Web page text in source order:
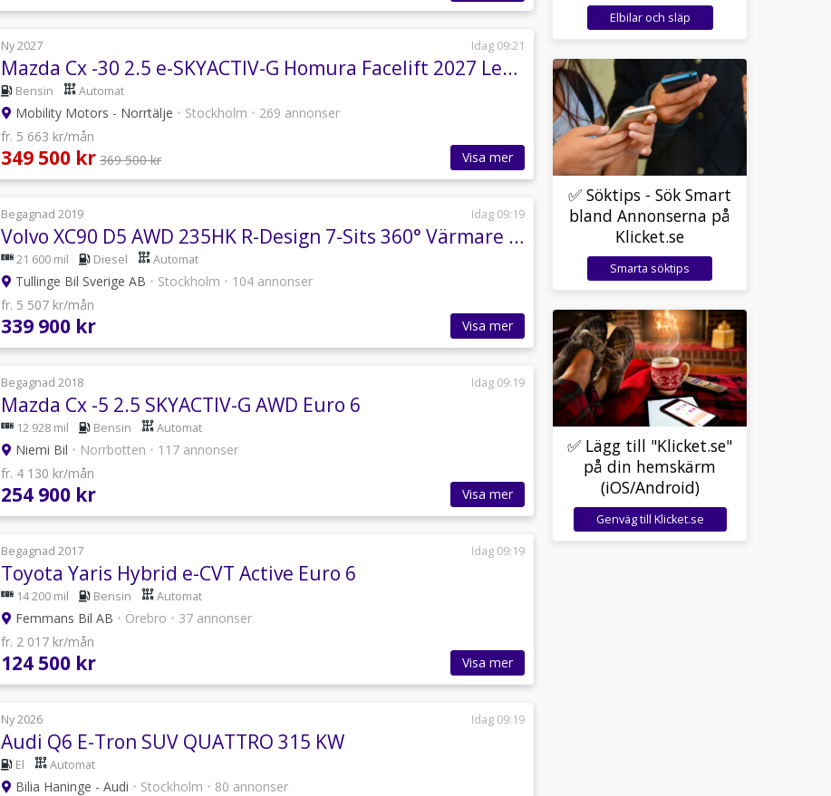
Ny 2027 Idag 09:21
Mazda Cx -30 2.5 e-SKYACTIV-G Homura Facelift 2027 Lev Okt
Bensin Automat
Mobility Motors - Norrtälje • Stockholm • 269 annonser
fr. 5 663 kr/mån
349 500 kr 369 500 kr Visa mer
Begagnad 2019 Idag 09:19
Volvo XC90 D5 AWD 235HK R-Design 7-Sits 360° Värmare VoC 20" Alu
21 600 mil Diesel Automat
Tullinge Bil Sverige AB • Stockholm • 104 annonser
fr. 5 507 kr/mån
339 900 kr Visa mer
Begagnad 2018 Idag 09:19
Mazda Cx -5 2.5 SKYACTIV-G AWD Euro 6
12 928 mil Bensin Automat
Niemi Bil • Norrbotten • 117 annonser
fr. 4 130 kr/mån
254 900 kr Visa mer
Begagnad 2017 Idag 09:19
Toyota Yaris Hybrid e-CVT Active Euro 6
14 200 mil Bensin Automat
Femmans Bil AB • Örebro • 37 annonser
fr. 2 017 kr/mån
124 500 kr Visa mer
Ny 2026 Idag 09:19
Audi Q6 E-Tron SUV QUATTRO 315 KW
El Automat
Bilia Haninge - Audi • Stockholm • 80 annonser
Elbilar och släp
✅ Söktips - Sök Smart
bland Annonserna på
Klicket.se
Smarta söktips
✅ Lägg till "Klicket.se"
på din hemskärm
(iOS/Android)
Genväg till Klicket.se